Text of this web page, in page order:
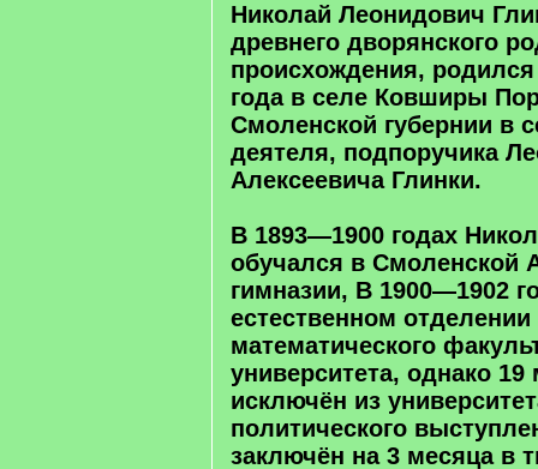
Николай Леонидович
древнего дворянского
происхождения,
года в селе Ковширы
Смоленской губернии в
деятеля, подпоручика
Алексеевича Глинки.
В 1893—1900 годах
обучался в Смоленской
гимназии, В 1900—1902
естественном
математического
университета, однако 19
исключён из
политического
заключён на 3 месяца в